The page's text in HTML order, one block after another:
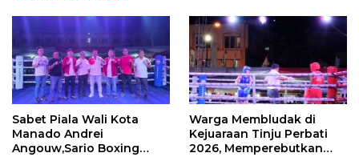
Sabet Piala Wali Kota
Manado Andrei
Angouw,Sario Boxing
Warga Membludak di
Kejuaraan Tinju Perbati
2026, Memperebutkan